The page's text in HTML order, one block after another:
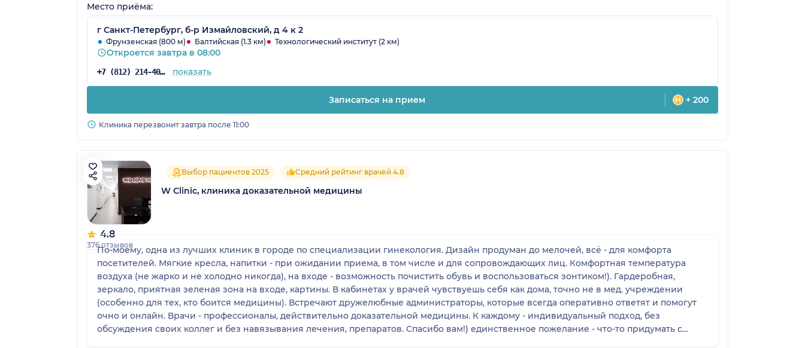
Место приёма:
г Санкт-Петербург, б-р Измайловский, д 4 к 2
Фрунзенская (800 м) Балтийская (1.3 км) Технологический институт (2 км)
Откроется завтра в 08:00
+7 (812) 214-40-51 показать
Записаться на прием + 200
Клиника перезвонит завтра после 11:00
4.8
376 отзывов
Выбор пациентов 2025 Средний рейтинг врачей 4.8
W Сlinic, клиника доказательной медицины
По-моему, одна из лучших клиник в городе по специализации гинекология. Дизайн продуман до мелочей, всё - для комфорта
посетителей. Мягкие кресла, напитки - при ожидании приема, в том числе и для сопровождающих лиц. Комфортная температура
воздуха (не жарко и не холодно никогда), на входе - возможность почистить обувь и воспользоваться зонтиком!). Гардеробная,
зеркало, приятная зеленая зона на входе, картины. В кабинетах у врачей чувствуешь себя как дома, точно не в мед. учреждении
(особенно для тех, кто боится медицины). Встречают дружелюбные администраторы, которые всегда оперативно ответят и помогут
очно и онлайн. Врачи - профессионалы, действительно доказательной медицины. К каждому - индивидуальный подход, без
обсуждения своих коллег и без навязывания лечения, препаратов. Спасибо вам!) единственное пожелание - что-то придумать с